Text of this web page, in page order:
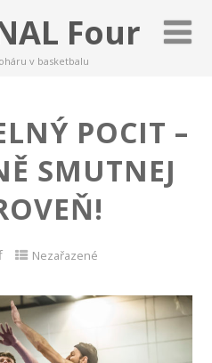
Four
v basketbalu
POCIT –
SMUTNEJ
Nezařazené